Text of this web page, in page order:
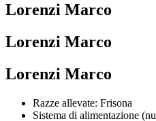
Lorenzi Marco
Lorenzi Marco
Lorenzi Marco
Razze allevate: Frisona
Sistema di alimentazione